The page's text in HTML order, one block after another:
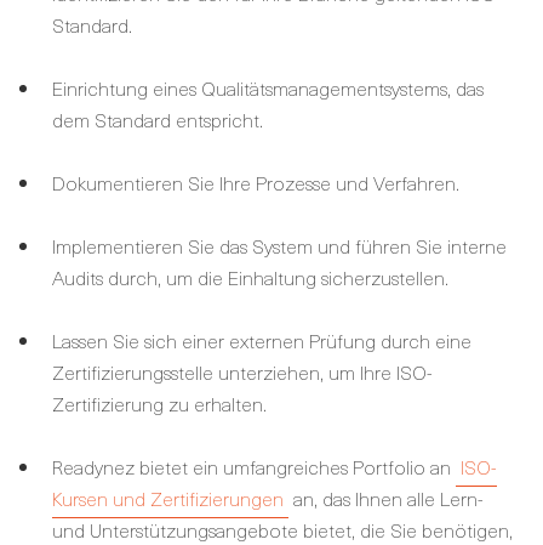
Standard.
Einrichtung eines Qualitätsmanagementsystems, das
dem Standard entspricht.
Dokumentieren Sie Ihre Prozesse und Verfahren.
Implementieren Sie das System und führen Sie interne
Audits durch, um die Einhaltung sicherzustellen.
Lassen Sie sich einer externen Prüfung durch eine
Zertifizierungsstelle unterziehen, um Ihre ISO-
Zertifizierung zu erhalten.
Readynez bietet ein umfangreiches Portfolio an ISO-
Kursen und Zertifizierungen an, das Ihnen alle Lern-
und Unterstützungsangebote bietet, die Sie benötigen,